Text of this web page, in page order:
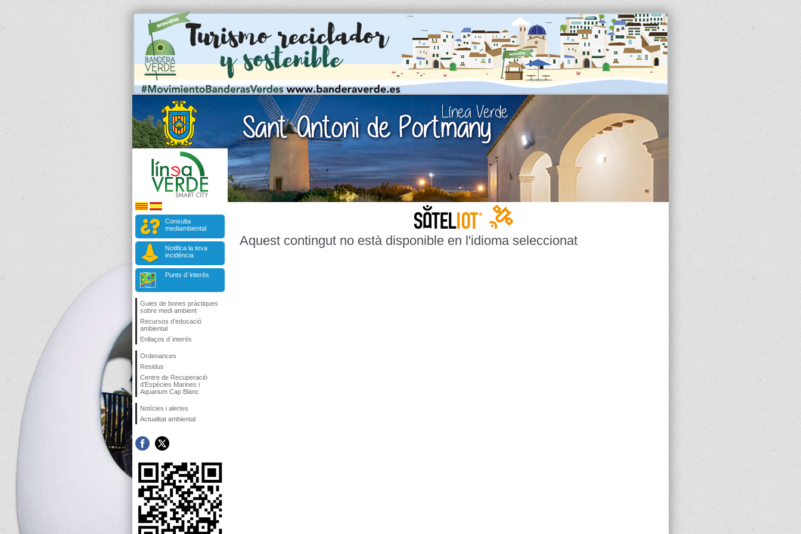
Consulta
mediambiental
Notifica la teva
incidència
Punts d`interès
Guies de bones pràctiques
sobre medi ambient
Recursos d'educació
ambiental
Enllaços d´interés
Ordenances
Residus
Centre de Recuperació
d'Espècies Marines i
Aquarium Cap Blanc
Notícies i alertes
Actualitat ambiental
Aquest contingut no està disponible en l'idioma seleccionat